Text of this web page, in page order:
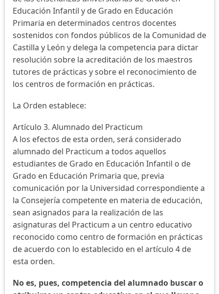
Educación Infantil y de Grado en Educación
Primaria en determinados centros docentes
sostenidos con fondos públicos de la Comunidad de
Castilla y León y delega la competencia para dictar
resolución sobre la acreditación de los maestros
tutores de prácticas y sobre el reconocimiento de
los centros de formación en prácticas.
La Orden establece:
Artículo 3. Alumnado del Practicum
A los efectos de esta orden, será considerado
alumnado del Practicum a todos aquellos
estudiantes de Grado en Educación Infantil o de
Grado en Educación Primaria que, previa
comunicación por la Universidad correspondiente a
la Consejería competente en materia de educación,
sean asignados para la realización de las
asignaturas del Practicum a un centro educativo
reconocido como centro de formación en prácticas
de acuerdo con lo establecido en el artículo 4 de
esta orden.
No es, pues, competencia del alumnado buscar o